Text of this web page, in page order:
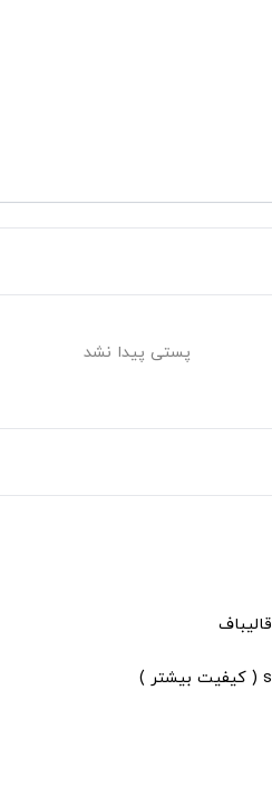
پستی پیدا نشد